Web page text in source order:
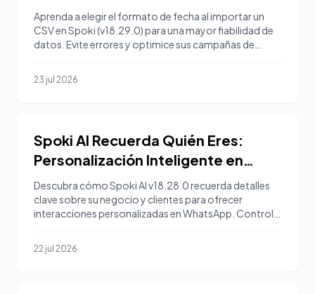
Aprenda a elegir el formato de fecha al importar un
CSV en Spoki (v18.29.0) para una mayor fiabilidad de
datos. Evite errores y optimice sus campañas de
23 jul 2026
Spoki AI Recuerda Quién Eres:
Personalización Inteligente en
What
Descubra cómo Spoki AI v18.28.0 recuerda detalles
clave sobre su negocio y clientes para ofrecer
interacciones personalizadas en WhatsApp. Controle
22 jul 2026